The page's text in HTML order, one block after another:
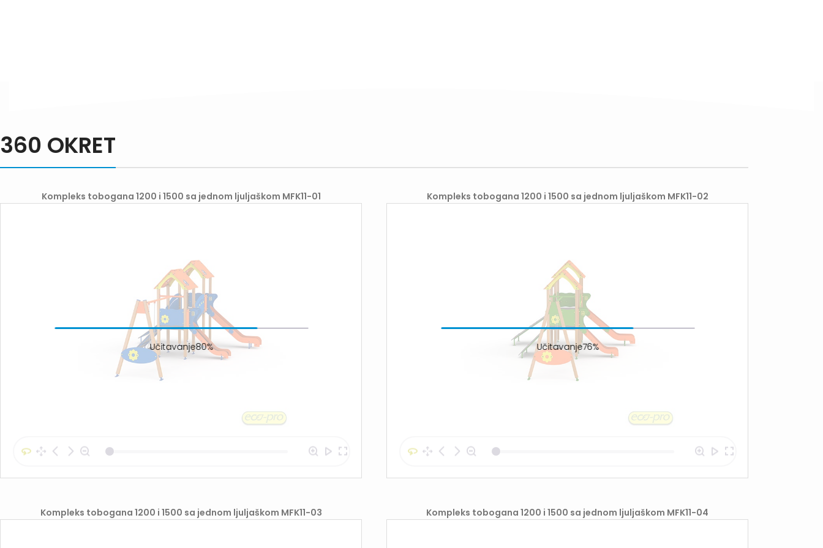
360 OKRET
Kompleks tobogana 1200 i 1500 sa jednom ljuljaškom MFK11-01
Učitavanje92%
Kompleks tobogana 1200 i 1500 sa jednom ljuljaškom MFK11-02
Učitavanje88%
Kompleks tobogana 1200 i 1500 sa jednom ljuljaškom MFK11-03 Kompleks tobogana 1200 i 1500 sa jednom ljuljaškom MFK11-04